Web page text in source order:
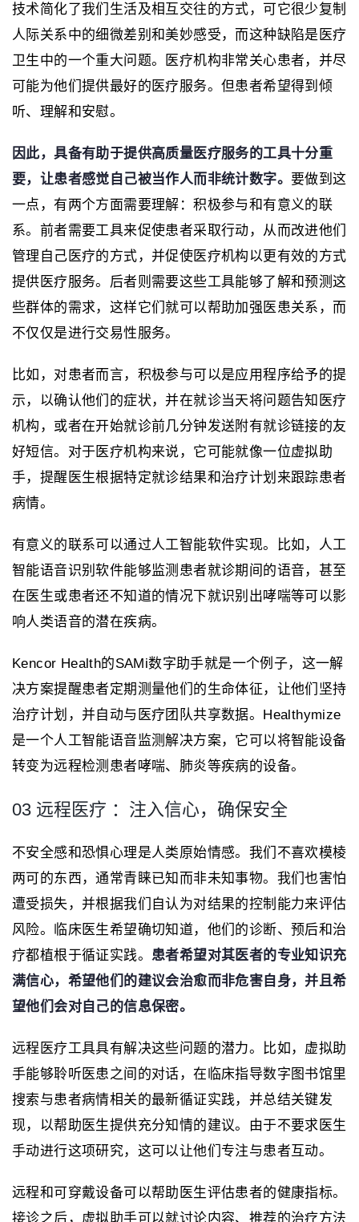
技术简化了我们生活及相互交往的方式，可它很少复制
人际关系中的细微差别和美妙感受，而这种缺陷是医疗
卫生中的一个重大问题。医疗机构非常关心患者，并尽
可能为他们提供最好的医疗服务。但患者希望得到倾
听、理解和安慰。
因此，具备有助于提供高质量医疗服务的工具十分重
要，让患者感觉自己被当作人而非统计数字。 要做到这
一点，有两个方面需要理解：积极参与和有意义的联
系。前者需要工具来促使患者采取行动，从而改进他们
管理自己医疗的方式，并促使医疗机构以更有效的方式
提供医疗服务。后者则需要这些工具能够了解和预测这
些群体的需求，这样它们就可以帮助加强医患关系，而
不仅仅是进行交易性服务。
比如，对患者而言，积极参与可以是应用程序给予的提
示，以确认他们的症状，并在就诊当天将问题告知医疗
机构，或者在开始就诊前几分钟发送附有就诊链接的友
好短信。对于医疗机构来说，它可能就像一位虚拟助
手，提醒医生根据特定就诊结果和治疗计划来跟踪患者
病情。
有意义的联系可以通过人工智能软件实现。比如，人工
智能语音识别软件能够监测患者就诊期间的语音，甚至
在医生或患者还不知道的情况下就识别出哮喘等可以影
响人类语音的潜在疾病。
Kencor Health的SAMi数字助手就是一个例子，这一解
决方案提醒患者定期测量他们的生命体征，让他们坚持
治疗计划，并自动与医疗团队共享数据。Healthymize
是一个人工智能语音监测解决方案，它可以将智能设备
转变为远程检测患者哮喘、肺炎等疾病的设备。
03 远程医疗 ：注入信心，确保安全
不安全感和恐惧心理是人类原始情感。我们不喜欢模棱
两可的东西，通常青睐已知而非未知事物。我们也害怕
遭受损失，并根据我们自认为对结果的控制能力来评估
风险。临床医生希望确切知道，他们的诊断、预后和治
疗都植根于循证实践。 患者希望对其医者的专业知识充
满信心，希望他们的建议会治愈而非危害自身，并且希
望他们会对自己的信息保密。
远程医疗工具具有解决这些问题的潜力。比如，虚拟助
手能够聆听医患之间的对话，在临床指导数字图书馆里
搜索与患者病情相关的最新循证实践，并总结关键发
现，以帮助医生提供充分知情的建议。由于不要求医生
手动进行这项研究，这可以让他们专注与患者互动。
远程和可穿戴设备可以帮助医生评估患者的健康指标。
接诊之后，虚拟助手可以就讨论内容、推荐的治疗方法